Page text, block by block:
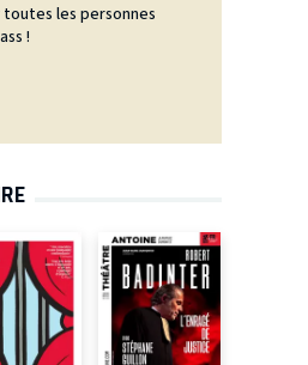
toutes les personnes
!